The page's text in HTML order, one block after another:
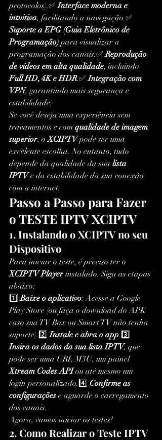
protocolos).✅ Interface moderna e
intuitiva, facilitando a navegação.✅
Suporte a EPG (Guia Eletrônico de
Programação) para visualizar a
programação dos canais.✅ Reprodução
de vídeos em alta qualidade, incluindo
Full HD, 4K e HDR.✅ Integração com
VPN, garantindo mais segurança e
estabilidade.
Se você deseja uma experiência sem
travamentos e com qualidade de imagem
superior, o XCIPTV pode ser uma
excelente escolha. No entanto, tudo
depende da qualidade da sua lista
IPTV e da estabilidade da sua conexão
com a internet.
Passo a Passo para Fazer
o TESTE IPTV XCIPTV
1. Instalando o XCIPTV no seu
Dispositivo
Para iniciar o teste, é preciso ter o
XCIPTV Player instalado. Siga as etapas
abaixo:
1️⃣ Baixe o aplicativo: Acesse a Google
Play Store (ou faça o download do APK
caso sua TV Box ou Smart TV não tenha
suporte).2️⃣ Instale e abra o app.3️⃣
Insira os dados da sua lista IPTV, que
pode ser uma URL M3U, um painel
Xtream Codes API ou até mesmo um
login personalizado.4️⃣ Confirme as
configurações e aguarde o carregamento
dos canais.
Agora, vamos iniciar os testes!
2. Como Realizar o Teste IPTV